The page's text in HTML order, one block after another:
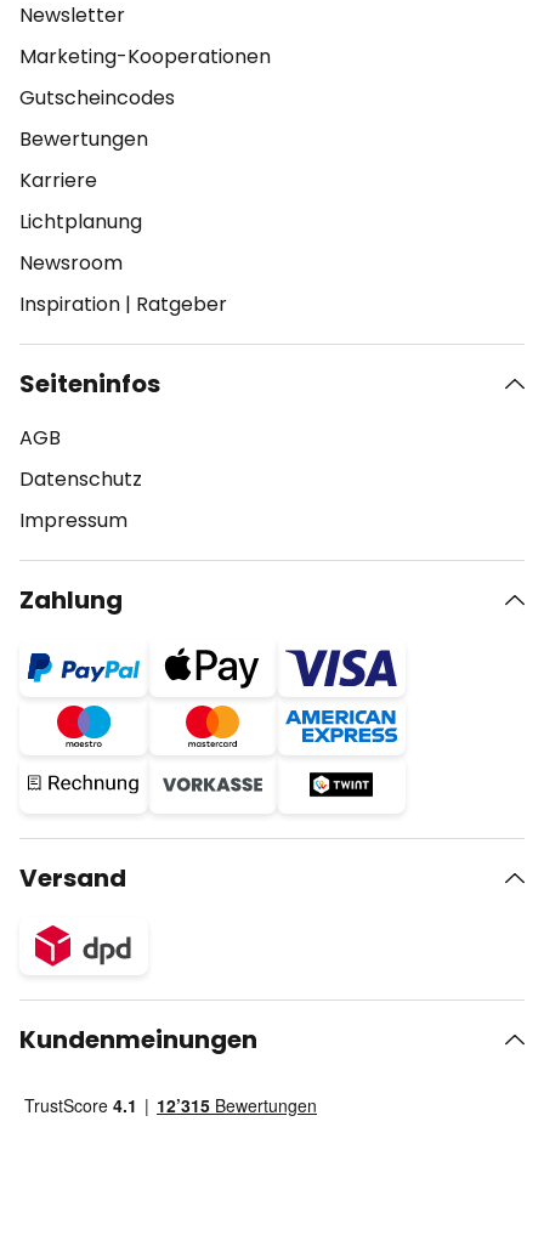
Newsletter
Marketing-Kooperationen
Gutscheincodes
Bewertungen
Karriere
Lichtplanung
Newsroom
Inspiration | Ratgeber
Seiteninfos
AGB
Datenschutz
Impressum
Zahlung
Versand
Kundenmeinungen